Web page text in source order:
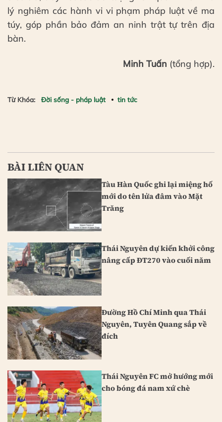
lý nghiêm các hành vi vi phạm pháp luật về ma
túy, góp phần bảo đảm an ninh trật tự trên địa
bàn.
Minh Tuấn (tổng hợp).
Từ Khóa: Đời sống - pháp luật tin tức
BÀI LIÊN QUAN
Tàu Hàn Quốc ghi lại miệng hố
mới do tên lửa đâm vào Mặt
Trăng
Thái Nguyên dự kiến khởi công
nâng cấp ĐT270 vào cuối năm
Đường Hồ Chí Minh qua Thái
Nguyên, Tuyên Quang sắp về
đích
Thái Nguyên FC mở hướng mới
cho bóng đá nam xứ chè